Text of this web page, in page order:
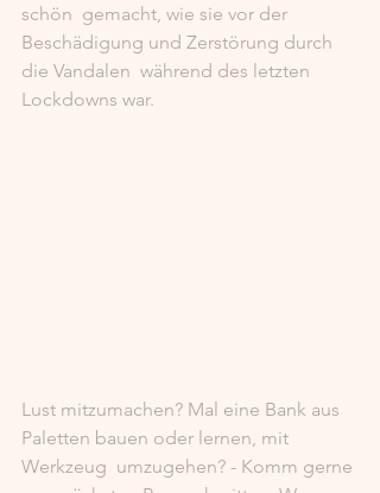
schön  gemacht, wie sie vor der
Beschädigung und Zerstörung durch
die Vandalen  während des letzten
Lockdowns war.
Lust mitzumachen? Mal eine Bank aus
Paletten bauen oder lernen, mit
Werkzeug  umzugehen? - Komm gerne